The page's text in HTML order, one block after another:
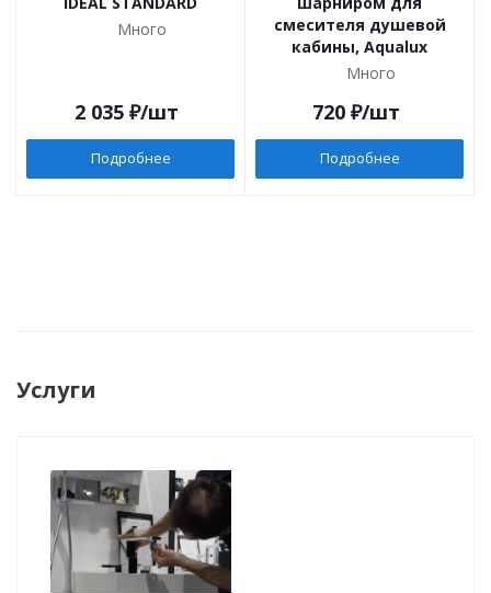
Много
2 035 ₽/шт
Подробнее
смесителя душевой
кабины, Aqualux
Много
720₽/шт
Подробнее
Услуги